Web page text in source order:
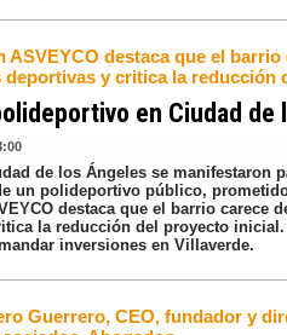
ASVEYCO destaca que el barrio
deportivas y critica la reducción
en Ciudad de
de los Ángeles se manifestaron
un polideportivo público,
destaca que el barrio carece
la reducción del proyecto inicial.
inversiones en Villaverde.
Guerrero, CEO, fundador y